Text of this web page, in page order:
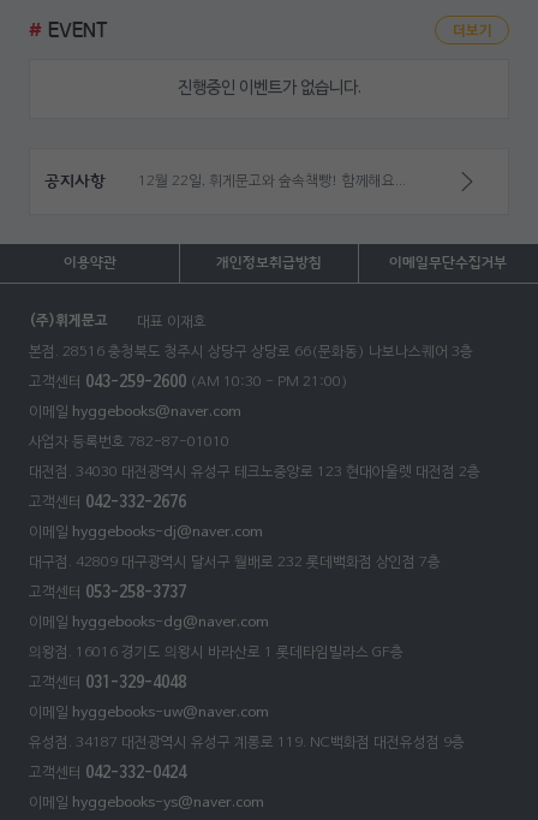
# EVENT 더보기
진행중인 이벤트가 없습니다.
공지사항 제 5회 저자강연회, 스피치그램 이고운의 내 삶을 바꾸는 '말의 체중조절'
이용약관 개인정보취급방침 이메일무단수집거부
(주)휘게문고
대표 이재호
본점. 28516 충청북도 청주시 상당구 상당로 66(문화동) 나보나스퀘어 3층
고객센터 043-259-2600 (AM 10:30 - PM 21:00)
이메일 hyggebooks@naver.com
사업자 등록번호 782-87-01010
대전점. 34030 대전광역시 유성구 테크노중앙로 123 현대아울렛 대전점 2층
고객센터 042-332-2676
이메일 hyggebooks-dj@naver.com
대구점. 42809 대구광역시 달서구 월배로 232 롯데백화점 상인점 7층
고객센터 053-258-3737
이메일 hyggebooks-dg@naver.com
의왕점. 16016 경기도 의왕시 바라산로 1 롯데타임빌라스 GF층
고객센터 031-329-4048
이메일 hyggebooks-uw@naver.com
유성점. 34187 대전광역시 유성구 계롱로 119. NC백화점 대전유성점 9층
고객센터 042-332-0424
이메일 hyggebooks-ys@naver.com